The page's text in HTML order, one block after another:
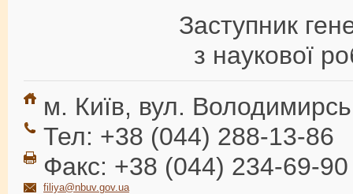
Заступник
з наукової
м. Київ, вул.
Тел: +38 (044) 288-13-86
Факс: +38 (044) 234-69-90
filiya@nbuv.gov.ua